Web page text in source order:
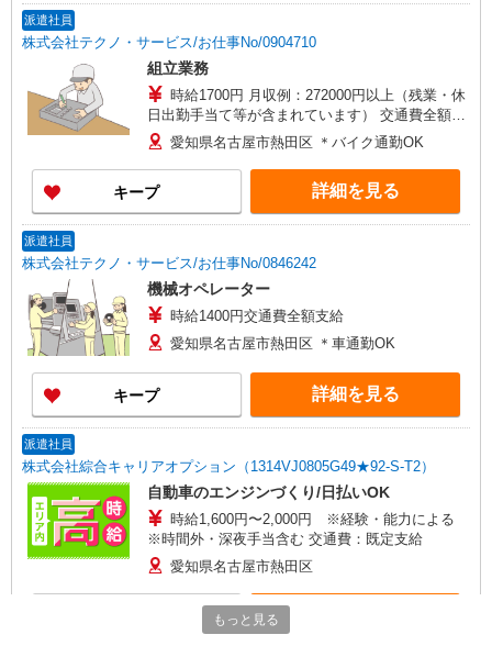
派遣社員
株式会社テクノ・サービス/お仕事No/0904710
組立業務
時給1700円 月収例：272000円以上（残業・休
日出勤手当て等が含まれています） 交通費全額支
給 愛知県名古屋市熱田区 ＊バイク通勤OK
キープ 詳細を見る
派遣社員
株式会社テクノ・サービス/お仕事No/0846242
機械オペレーター
時給1400円交通費全額支給
愛知県名古屋市熱田区 ＊車通勤OK
キープ 詳細を見る
派遣社員
株式会社綜合キャリアオプション（1314VJ0805G49★92-S-T2）
自動車のエンジンづくり/日払いOK
時給1,600円〜2,000円 ※経験・能力による
※時間外・深夜手当含む 交通費：既定支給
愛知県名古屋市熱田区
もっと見る